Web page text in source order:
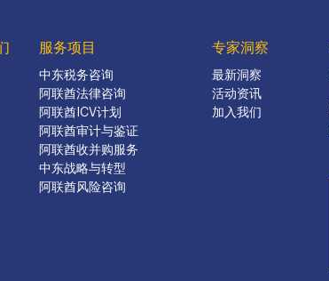
服务项目
中东税务咨询
阿联酋法律咨询
阿联酋ICV计划
阿联酋审计与鉴证
阿联酋收并购服务
中东战略与转型
阿联酋风险咨询
专家洞察
最新洞察
活动资讯
加入我们